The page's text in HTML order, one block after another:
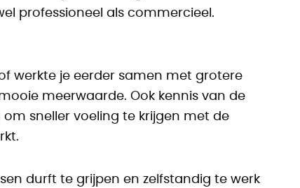
professioneel als commercieel.
werkte je eerder samen met grotere
meerwaarde. Ook kennis van de
sneller voeling te krijgen met de
durft te grijpen en zelfstandig te werk